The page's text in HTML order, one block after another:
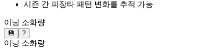
시즌 간 피장타 패턴 변화를 추적 가능
이닝 소화량
💾 ?
이닝 소화량